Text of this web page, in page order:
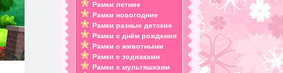
Рамки летние
Рамки новогодние
Рамки разные детские
Рамки с днём рождения
Рамки с животными
Рамки с зодиаками
Рамки с мультяшками